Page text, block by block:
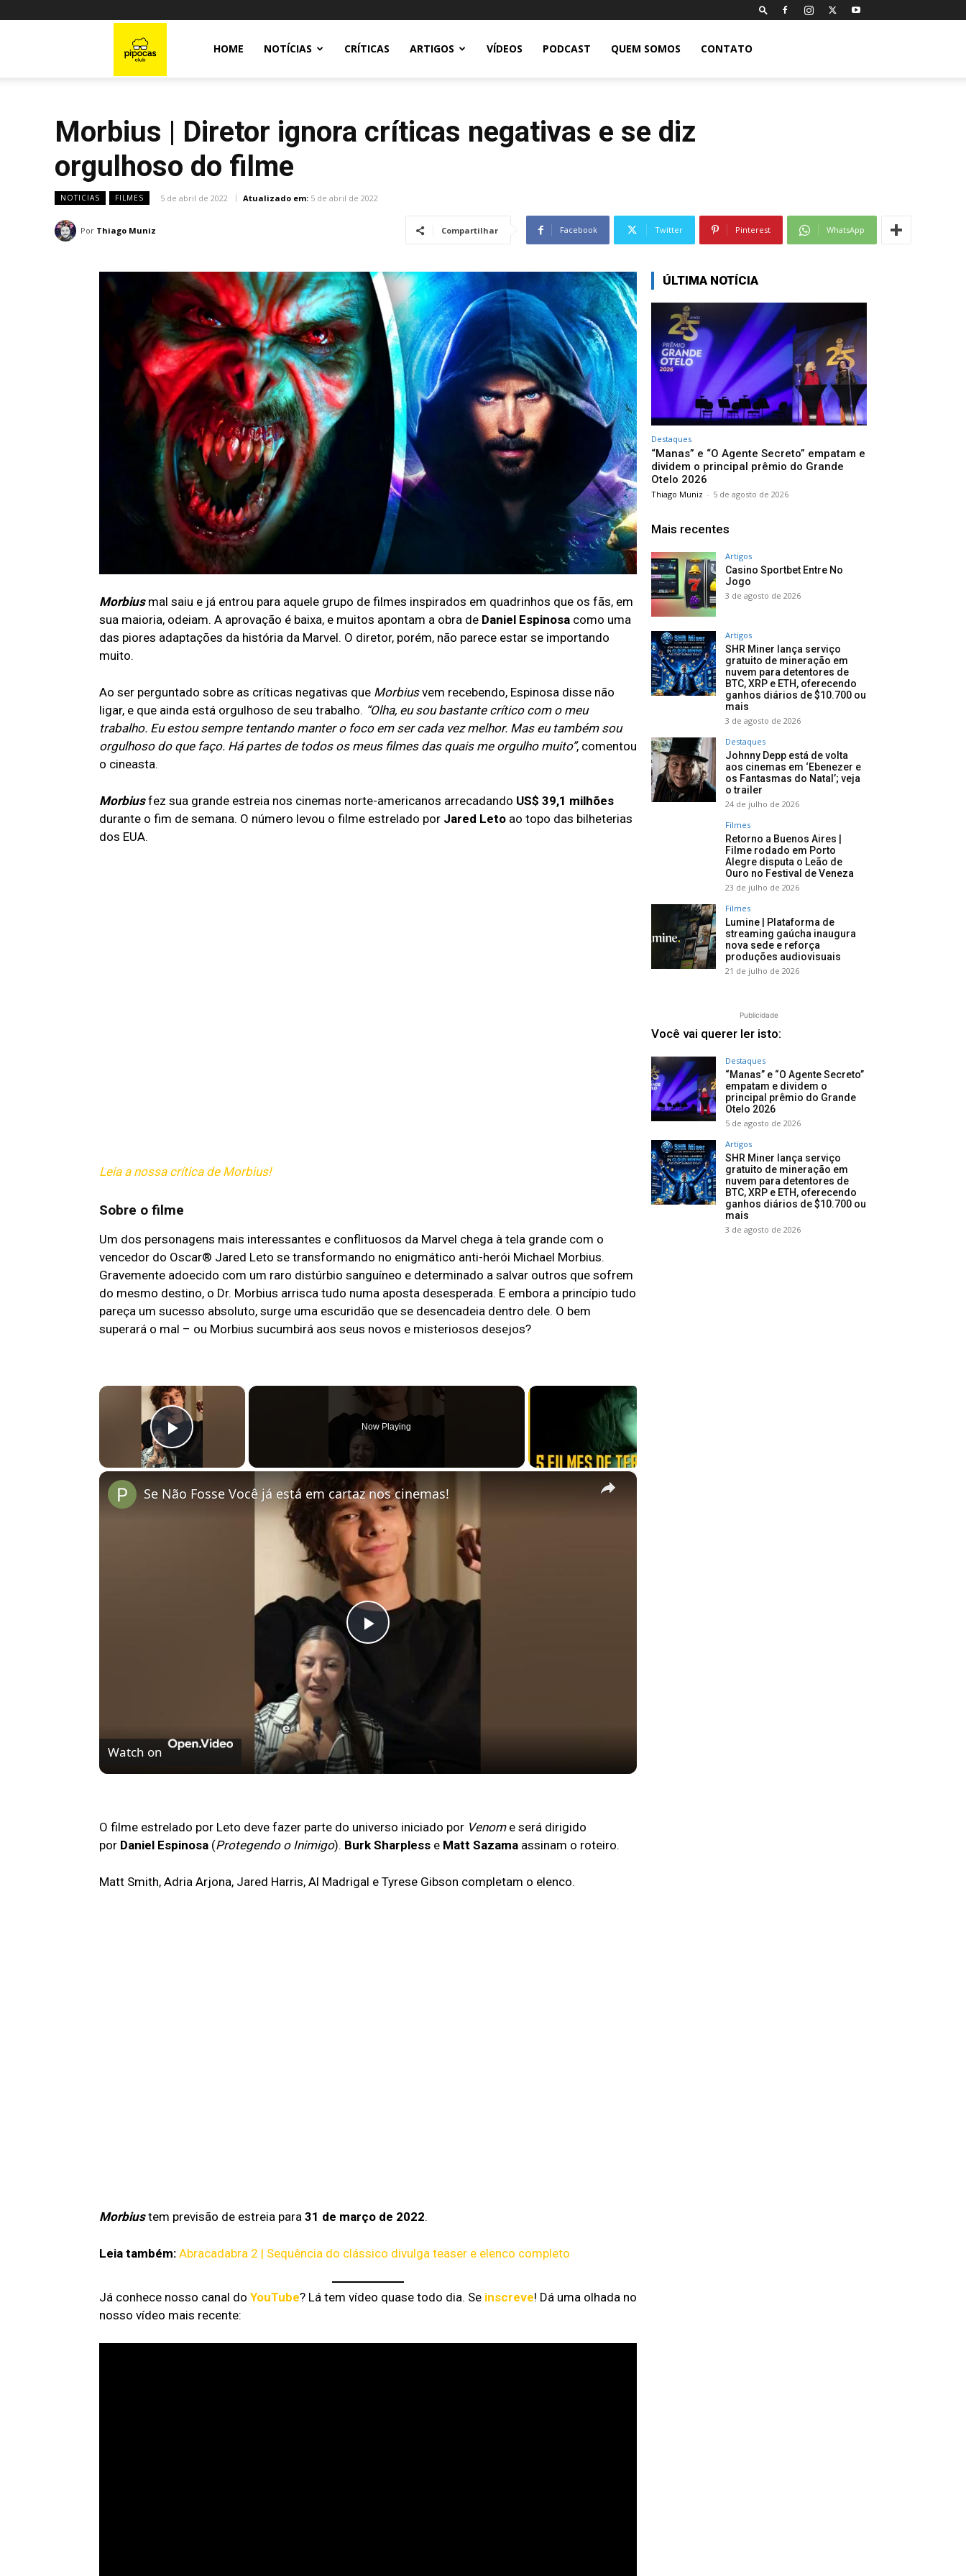
HOME NOTÍCIAS CRÍTICAS ARTIGOS VÍDEOS PODCAST QUEM SOMOS CONTATO
Morbius | Diretor ignora críticas negativas e se diz
orgulhoso do filme
NOTICIAS FILMES 5 de abril de 2022 Atualizado em: 5 de abril de 2022
Por Thiago Muniz Compartilhar Facebook Twitter Pinterest WhatsApp
Morbius mal saiu e já entrou para aquele grupo de filmes inspirados em quadrinhos que os fãs, em
sua maioria, odeiam. A aprovação é baixa, e muitos apontam a obra de Daniel Espinosa como uma
das piores adaptações da história da Marvel. O diretor, porém, não parece estar se importando
muito.
Ao ser perguntado sobre as críticas negativas que Morbiusvem recebendo, Espinosa disse não
ligar, e que ainda está orgulhoso de seu trabalho. “Olha, eu sou bastante crítico com o meu
trabalho. Eu estou sempre tentando manter o foco em ser cada vez melhor. Mas eu também sou
orgulhoso do que faço. Há partes de todos os meus filmes das quais me orgulho muito”, comentou
o cineasta.
Morbius fez sua grande estreia nos cinemas norte-americanos arrecadando US$ 39,1 milhões
durante o fim de semana. O número levou o filme estrelado por Jared Leto ao topo das bilheterias
dos EUA.
Leia a nossa crítica de Morbius!
Sobre o filme
Um dos personagens mais interessantes e conflituosos da Marvel chega à tela grande com o
vencedor do Oscar® Jared Leto se transformando no enigmático anti-herói Michael Morbius.
Gravemente adoecido com um raro distúrbio sanguíneo e determinado a salvar outros que sofrem
do mesmo destino, o Dr. Morbius arrisca tudo numa aposta desesperada. E embora a princípio tudo
pareça um sucesso absoluto, surge uma escuridão que se desencadeia dentro dele. O bem
superará o mal – ou Morbius sucumbirá aos seus novos e misteriosos desejos?
×
Play Video
Now Playing
×
Play
Se Não Fosse Você já está em cartaz nos cinemas!
Watch on
O filme estrelado por Leto deve fazer parte do universo iniciado por Venome será dirigido
por Daniel Espinosa (Protegendo o Inimigo). Burk Sharpless e Matt Sazama assinam o roteiro.
Matt Smith, Adria Arjona, Jared Harris, Al Madrigal e Tyrese Gibson completam o elenco.
Morbius tem previsão de estreia para 31 de março de 2022.
Leia também: Abracadabra 2 | Sequência do clássico divulga teaser e elenco completo
Já conhece nosso canal do YouTube? Lá tem vídeo quase todo dia. Se inscreve! Dá uma olhada no
nosso vídeo mais recente:
ÚLTIMA NOTÍCIA
Destaques
“Manas” e “O Agente Secreto” empatam e
dividem o principal prêmio do Grande
Otelo 2026
Thiago Muniz - 5 de agosto de 2026
Mais recentes
Artigos
Casino Sportbet Entre No
Jogo
3 de agosto de 2026
Artigos
SHR Miner lança serviço
gratuito de mineração em
nuvem para detentores de
BTC, XRP e ETH, oferecendo
ganhos diários de $10.700 ou
mais
3 de agosto de 2026
Destaques
Johnny Depp está de volta
aos cinemas em ‘Ebenezer e
os Fantasmas do Natal’; veja
o trailer
24 de julho de 2026
Filmes
Retorno a Buenos Aires |
Filme rodado em Porto
Alegre disputa o Leão de
Ouro no Festival de Veneza
23 de julho de 2026
Filmes
Lumine | Plataforma de
streaming gaúcha inaugura
nova sede e reforça
produções audiovisuais
21 de julho de 2026
Publicidade
Você vai querer ler isto:
Destaques
“Manas” e “O Agente Secreto”
empatam e dividem o
principal prêmio do Grande
Otelo 2026
5 de agosto de 2026
Artigos
SHR Miner lança serviço
gratuito de mineração em
nuvem para detentores de
BTC, XRP e ETH, oferecendo
ganhos diários de $10.700 ou
mais
3 de agosto de 2026